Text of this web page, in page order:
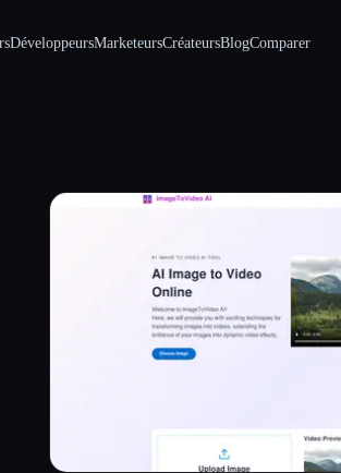
DéveloppeursMarketeursCréateursBlogComparer